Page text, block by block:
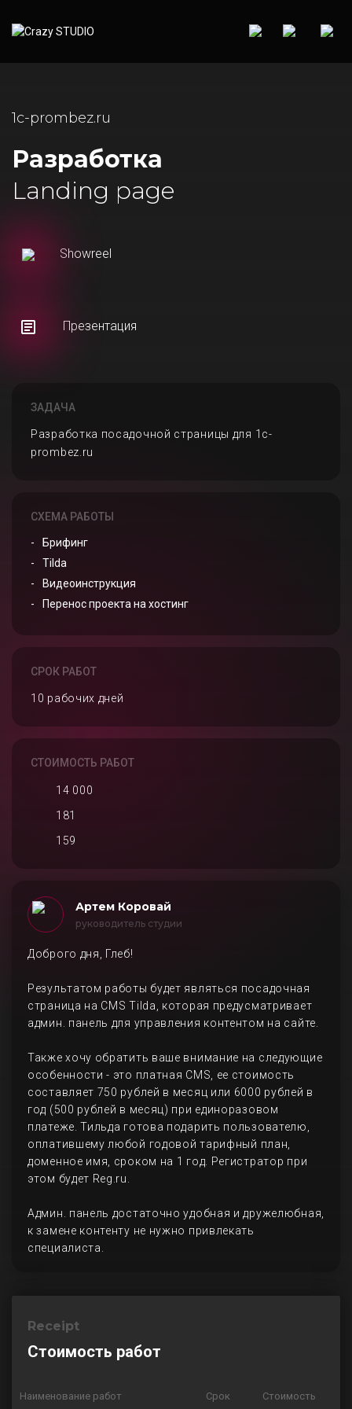
1c-prombez.ru
Разработка
Landing page
Showreel
Презентация
ЗАДАЧА
Разработка посадочной страницы для 1c-
prombez.ru
СХЕМА РАБОТЫ
Брифинг
Tilda
Видеоинструкция
Перенос проекта на хостинг
СРОК РАБОТ
10 рабочих дней
СТОИМОСТЬ РАБОТ
14 000
181
159
Артем Коровай
руководитель студии
Доброго дня, Глеб!
Результатом работы будет являться посадочная
страница на CMS Tilda, которая предусматривает
админ. панель для управления контентом на сайте.
Также хочу обратить ваше внимание на следующие
особенности - это платная CMS, ее стоимость
составляет 750 рублей в месяц или 6000 рублей в
год (500 рублей в месяц) при единоразовом
платеже. Тильда готова подарить пользователю,
оплатившему любой годовой тарифный план,
доменное имя, сроком на 1 год. Регистратор при
этом будет Reg.ru.
Админ. панель достаточно удобная и дружелюбная,
к замене контенту не нужно привлекать
специалиста.
Receipt
Стоимость работ
Наименование работ Срок Стоимость